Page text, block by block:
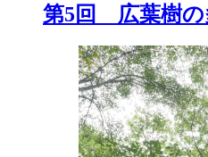
第5回 広葉樹の